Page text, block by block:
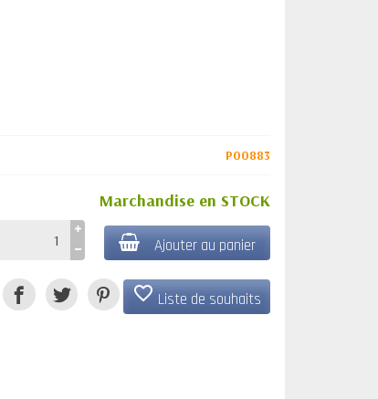
P00883
Marchandise en STOCK
Ajouter au panier
favorite_border Liste de souhaits